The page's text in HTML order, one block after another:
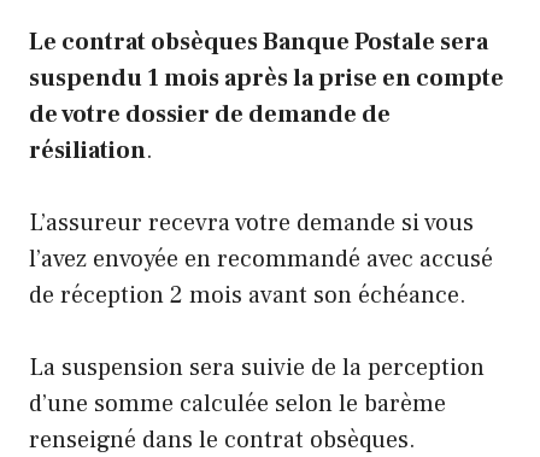
Le contrat obsèques Banque Postale sera
suspendu 1 mois après la prise en compte
de votre dossier de demande de
résiliation.
L’assureur recevra votre demande si vous
l’avez envoyée en recommandé avec accusé
de réception 2 mois avant son échéance.
La suspension sera suivie de la perception
d’une somme calculée selon le barème
renseigné dans le contrat obsèques.